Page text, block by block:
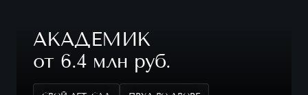
АКАДЕМИК
от 6.4 млн руб.